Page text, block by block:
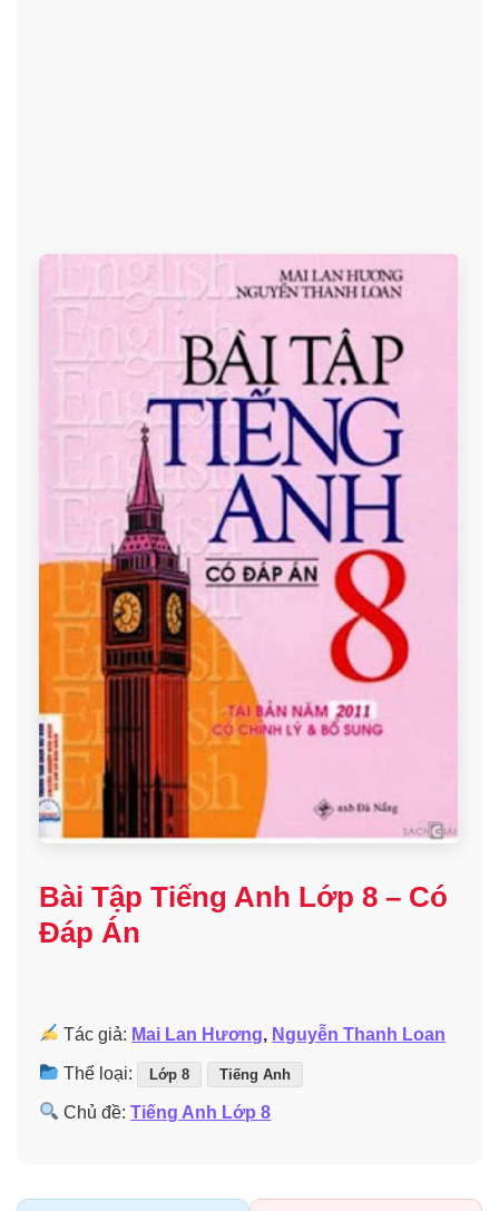
Bài Tập Tiếng Anh Lớp 8 – Có
Đáp Án
Tác giả: Mai Lan Hương, Nguyễn Thanh Loan
Thể loại: Lớp 8 Tiếng Anh
Chủ đề:Tiếng Anh Lớp 8